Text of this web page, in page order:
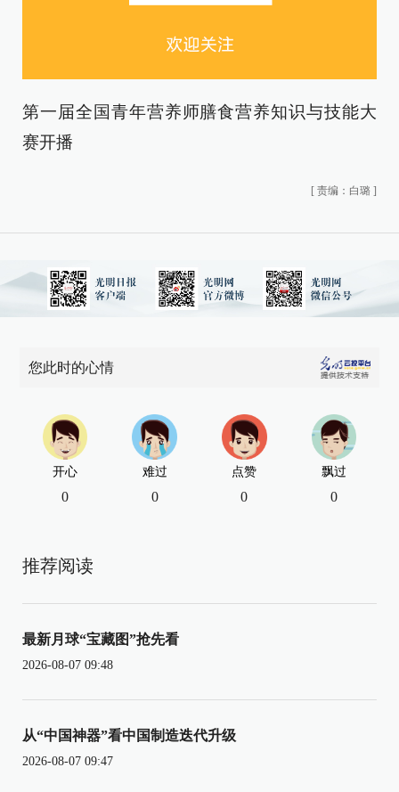
第一届全国青年营养师膳食营养知识与技能大
赛开播
[ 责编：白璐 ]
您此时的心情
开心
0
难过
0
点赞
0
飘过
0
推荐阅读
最新月球“宝藏图”抢先看
2026-08-07 09:48
从“中国神器”看中国制造迭代升级
2026-08-07 09:47